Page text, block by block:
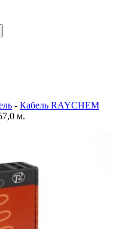
- Кабель RAYCHEM
м.